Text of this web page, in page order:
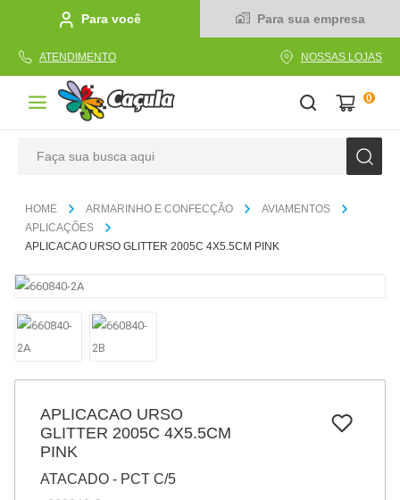
Para você Para sua empresa
ATENDIMENTO NOSSAS LOJAS
0
ARMARINHO E CONFECÇÃO
AVIAMENTOS
APLICAÇÕES
APLICACAO URSO GLITTER 2005C 4X5.5CM PINK
APLICACAO URSO
GLITTER 2005C 4X5.5CM
PINK
ATACADO - PCT C/5
1º caderno
3º caneta
4 º tecido
5
6º papel
pincel
cola
barbante